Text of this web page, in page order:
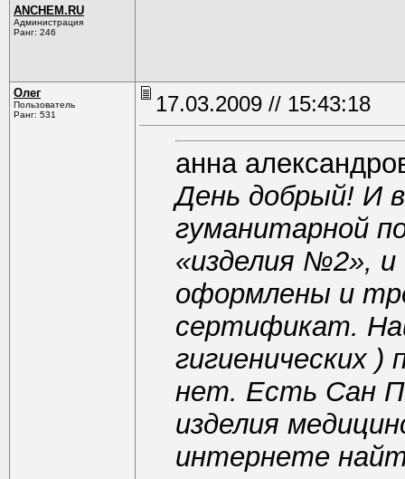
ANCHEM.RU
Администрация
Ранг: 246
Олег
Пользователь
Ранг: 531
17.03.2009 // 15:43:18
анна
День добрый! И
гуманитарной
«изделия №2»,
оформлены и
сертификат.
гигиенических
нет. Есть Сан
изделия
интернете